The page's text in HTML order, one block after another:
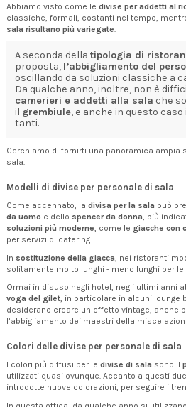
Abbiamo visto come le divise per addetti al
classiche, formali, costanti nel tempo,
sala risultano più variegate
A seconda della tipologia di
proposta, l’abbigliamento del
oscillando da soluzioni classiche a
Da qualche anno, inoltre, non è
camerieri e addetti alla sala che
il grembiule, e anche in questo
tanti.
Cerchiamo di fornirti una panoramica ampia
sala.
Modelli di divise per personale di sala
Come accennato, la divisa per la sala può
da uomo e dello spencer da donna, più
soluzioni più moderne, come le giacche con
per servizi di catering.
In sostituzione della giacca , nei ristoranti
solitamente molto lunghi - meno lunghi per le
Ormai in disuso negli hotel, negli ultimi anni
voga del gilet, in particolare in alcuni lounge
desiderano creare un effetto vintage, anche
l’abbigliamento dei maestri della
Colori delle divise per personale di sala
I colori più diffusi per le divise di sala sono il
utilizzati quasi ovunque. Accanto a questi
introdotte nuove colorazioni, per seguire i